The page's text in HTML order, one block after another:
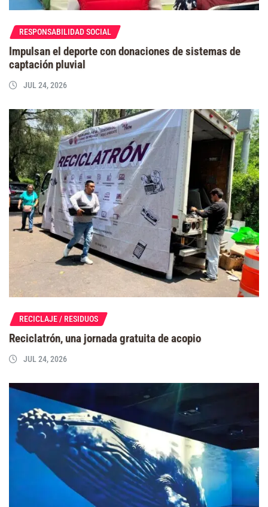
RESPONSABILIDAD SOCIAL
Impulsan el deporte con donaciones de sistemas de
captación pluvial
JUL 24, 2026
RECICLAJE / RESIDUOS
Reciclatrón, una jornada gratuita de acopio
JUL 24, 2026